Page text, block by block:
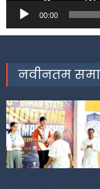
00:00
नवीनतम